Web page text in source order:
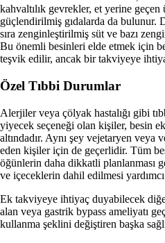
kahvaltılık gevrekler, et yerine
güçlendirilmiş gıdalarda da bulunur.
sıra zenginleştirilmiş süt ve bazı
Bu önemli besinleri elde etmek için
teşvik edilir, ancak bir takviyeye
Özel Tıbbi Durumlar
Alerjiler veya çölyak hastalığı gibi
yiyecek seçeneği olan kişiler, besin
altındadır. Aynı şey vejetaryen veya
eden kişiler için de geçerlidir. Tüm
öğünlerin daha dikkatli planlanması
ve içeceklerin dahil edilmesi
Ek takviyeye ihtiyaç duyabilecek
alan veya gastrik bypass ameliyatı
kullanma şeklini değiştiren başka